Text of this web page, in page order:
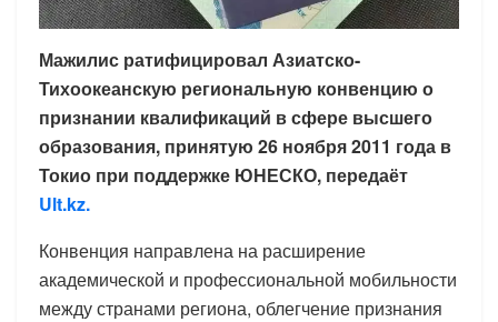
Мажилис ратифицировал Азиатско-
Тихоокеанскую региональную конвенцию о
признании квалификаций в сфере высшего
образования, принятую 26 ноября 2011 года в
Токио при поддержке ЮНЕСКО, передаёт
Ult.kz.
Конвенция направлена на расширение
академической и профессиональной мобильности
между странами региона, облегчение признания